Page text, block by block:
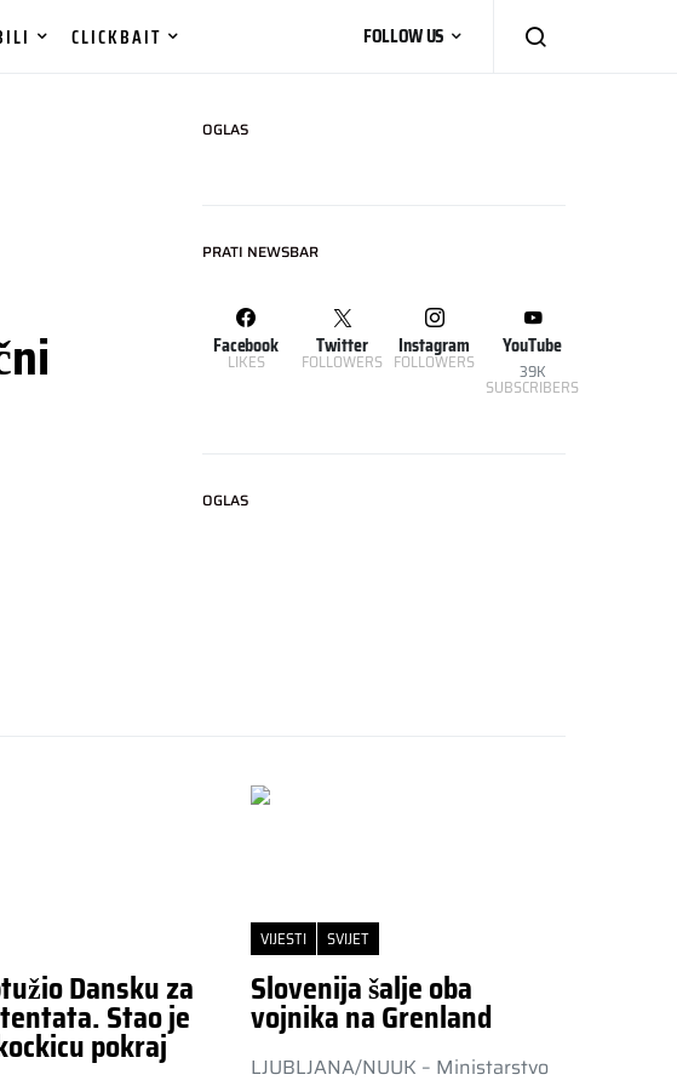
CLICKBAIT FOLLOW US
OGLAS
PRATI NEWSBAR
Facebook
LIKES
Twitter
FOLLOWERS
Instagram
FOLLOWERS
YouTube
39K
SUBSCRIBERS
OGLAS
Dansku za
Stao je
pokraj
VIJESTI SVIJET
Slovenija šalje oba
vojnika na Grenland
LJUBLJANA/NUUK – Ministarstvo